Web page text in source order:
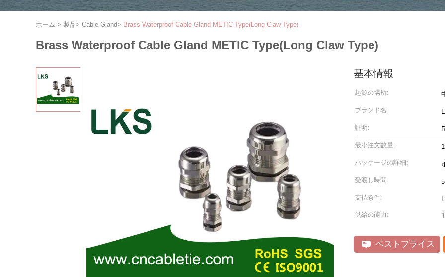
ホーム > 製品> Cable Gland> Brass Waterproof Cable Gland METIC Type(Long Claw Type)
Brass Waterproof Cable Gland METIC Type(Long Claw Type)
基本情報
起源の場所:
ブランド名:
証明:
最小注文数量:
パッケージの詳細:
受渡し時間:
支払条件:
供給の能力:
ベストプライス